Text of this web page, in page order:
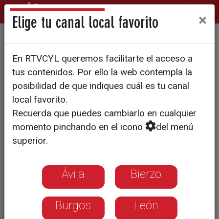
La AECC alerta sobre el uso
temprano de vapeadores
Elige tu canal local favorito ×
En RTVCYL queremos facilitarte el acceso a
tus contenidos. Por ello la web contempla la
posibilidad de que indiques cuál es tu canal
local favorito.
Recuerda que puedes cambiarlo en cualquier
momento pinchando en el icono
del menú
superior.
Ávila Bierzo
Burgos León